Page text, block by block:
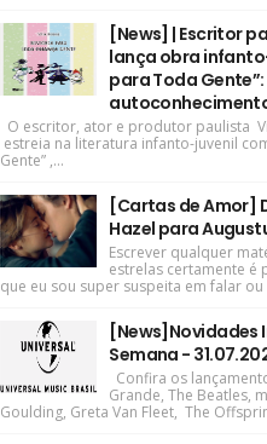
[News] | Escritor
lança obra
para Toda
O escritor, ator e produtor paulista
estreia na literatura infanto-juvenil
Gente” ,...
[Cartas de Amor]
Hazel para
Escrever qualquer
estrelas certamente é
que eu sou super suspeita em falar ou
[News]Novidades
Semana -
Confira os
Grande, The Beatles,
Goulding, Greta Van Fleet, The